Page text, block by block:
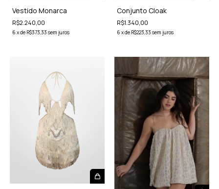
Vestido Monarca
R$2.240,00
6 xde R$373,33 sem juros
Conjunto Cloak
R$1.340,00
6 xde R$223,33 sem juros